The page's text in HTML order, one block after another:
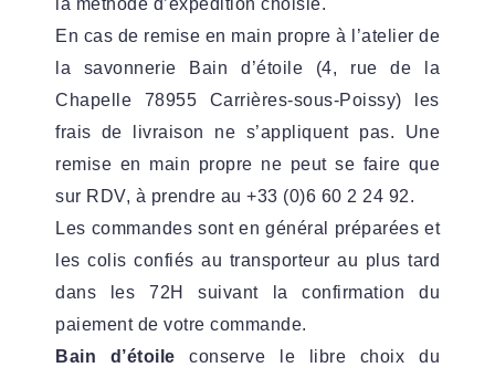
la méthode d’expédition choisie.
En cas de remise en main propre à l’atelier de
la savonnerie Bain d’étoile (4, rue de la
Chapelle 78955 Carrières-sous-Poissy) les
frais de livraison ne s’appliquent pas. Une
remise en main propre ne peut se faire que
sur RDV, à prendre au +33 (0)6 60 2 24 92.
Les commandes sont en général préparées et
les colis confiés au transporteur au plus tard
dans les 72H suivant la confirmation du
paiement de votre commande.
Bain d’étoile conserve le libre choix du